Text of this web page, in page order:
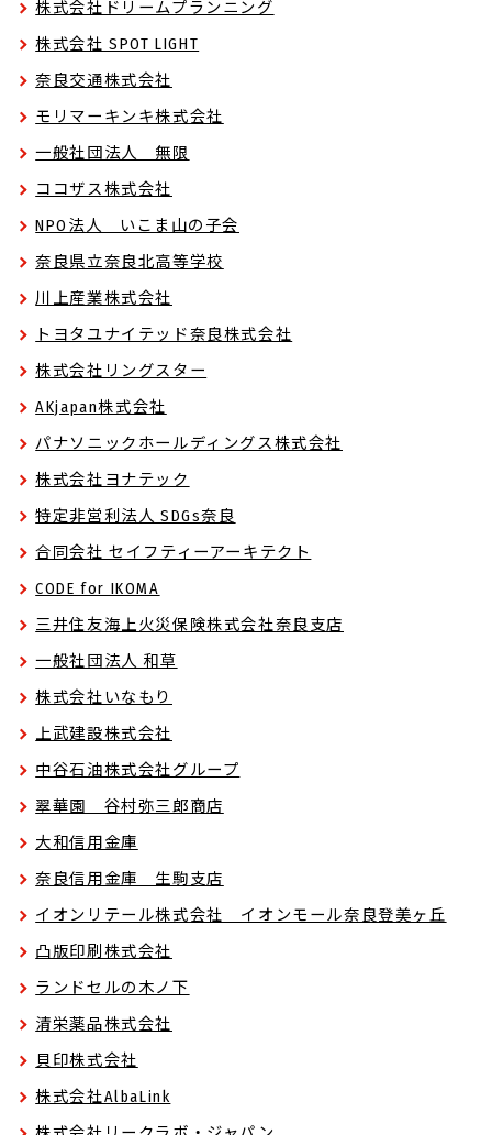
株式会社ドリームプランニング
株式会社 SPOT LIGHT
奈良交通株式会社
モリマーキンキ株式会社
一般社団法人 無限
ココザス株式会社
NPO法人 いこま山の子会
奈良県立奈良北高等学校
川上産業株式会社
トヨタユナイテッド奈良株式会社
株式会社リングスター
AKjapan株式会社
パナソニックホールディングス株式会社
株式会社ヨナテック
特定非営利法人 SDGs奈良
合同会社 セイフティーアーキテクト
CODE for IKOMA
三井住友海上火災保険株式会社奈良支店
一般社団法人 和草
株式会社いなもり
上武建設株式会社
中谷石油株式会社グループ
翠華園 谷村弥三郎商店
大和信用金庫
奈良信用金庫 生駒支店
イオンリテール株式会社 イオンモール奈良登美ヶ丘
凸版印刷株式会社
ランドセルの木ノ下
清栄薬品株式会社
貝印株式会社
株式会社AlbaLink